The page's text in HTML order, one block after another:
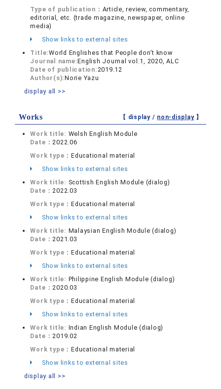
Type of publication： Article, review, commentary,
editorial, etc. (trade magazine, newspaper, online
media)
Show links to external sites
Title:World Englishes that People don’t know
Journal name:English Journal vol.1, 2020, ALC
Date of publication: 2019.12
Author(s):Norie Yazu
display all >>
Works 【 display / non-display】
Work title: Welsh English Module
Date： 2022.06
Work type：Educational material
Show links to external sites
Work title: Scottish English Module (dialog)
Date： 2022.03
Work type：Educational material
Show links to external sites
Work title: Malaysian English Module (dialog)
Date： 2021.03
Work type：Educational material
Show links to external sites
Work title: Philippine English Module (dialog)
Date： 2020.03
Work type：Educational material
Show links to external sites
Work title: Indian English Module (dialog)
Date： 2019.02
Work type：Educational material
Show links to external sites
display all >>